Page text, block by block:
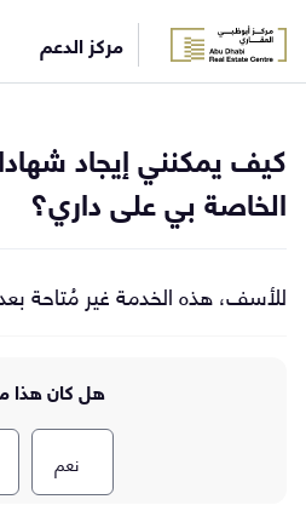
مركز الدعم ×
بفريق
الدعم
تسجيل
English
كيف يمكنني إيجاد
الخاصة بي على داري؟
للأسف، هذه الخدمة غير مُتاحة
هل كان هذا
نعم